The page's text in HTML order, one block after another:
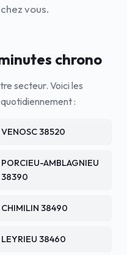
vous.
chrono
secteur. Voici les
:
VENOSC 38520
PORCIEU-AMBLAGNIEU
38390
CHIMILIN 38490
LEYRIEU 38460